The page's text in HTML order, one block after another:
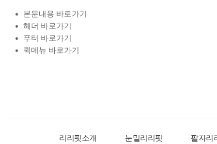
본문내용 바로가기
헤더 바로가기
푸터 바로가기
퀵메뉴 바로가기
리리핏소개 눈밑리리핏 팔자리